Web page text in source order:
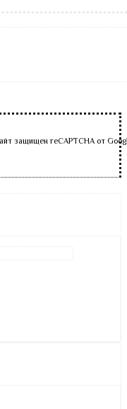
защищен reCAPTCHA от